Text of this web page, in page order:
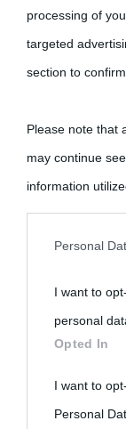
processing of
targeted
section to
Please note that
may continue
information
third parties
personal
downstream
This information
on the IAB’s
Personal
I want to
personal
Opted In
I want to
Personal
Cultura è un blog
come Affiliato
idonei.
Biografie
Biografie di